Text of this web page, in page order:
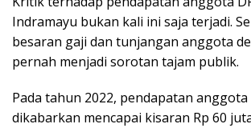
Indramayu bukan kali ini saja terjadi.
besaran gaji dan tunjangan anggota
pernah menjadi sorotan tajam publik.
Pada tahun 2022, pendapatan anggota
dikabarkan mencapai kisaran Rp 60